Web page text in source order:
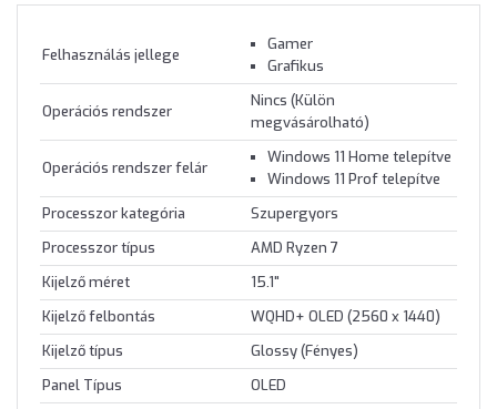
Felhasználás jellege
Gamer
Grafikus
Operációs rendszer
Nincs (Külön
megvásárolható)
Operációs rendszer felár
Windows 11 Home telepítve
Windows 11 Prof telepítve
Processzor kategória
Szupergyors
Processzor típus
AMD Ryzen 7
Kijelző méret
15.1"
Kijelző felbontás
WQHD+ OLED (2560 x 1440)
Kijelző típus
Glossy (Fényes)
Panel Típus
OLED